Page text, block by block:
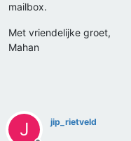
mailbox.
Met vriendelijke groet,
Mahan
J jip_rietveld